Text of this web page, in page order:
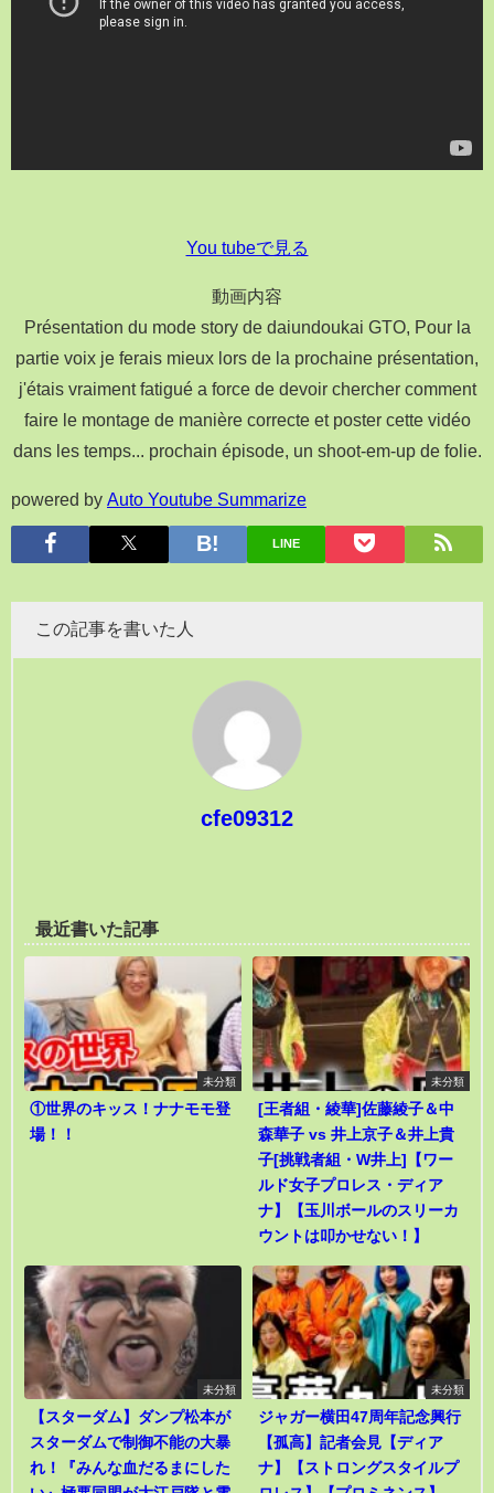
You tubeで見る
動画内容
Présentation du mode story de daiundoukai GTO, Pour la
partie voix je ferais mieux lors de la prochaine présentation,
j'étais vraiment fatigué a force de devoir chercher comment
faire le montage de manière correcte et poster cette vidéo
dans les temps... prochain épisode, un shoot-em-up de folie.
powered by Auto Youtube Summarize
LINE
この記事を書いた人
cfe09312
最近書いた記事
未分類
①世界のキッス！ナナモモ登
場！！
未分類
[王者組・綾華]佐藤綾子＆中
森華子 vs 井上京子＆井上貴
子[挑戦者組・W井上]【ワー
ルド女子プロレス・ディア
ナ】【玉川ボールのスリーカ
ウントは叩かせない！】
未分類
【スターダム】ダンプ松本が
スターダムで制御不能の大暴
れ！『みんな血だるまにした
未分類
ジャガー横田47周年記念興行
【孤高】記者会見【ディア
ナ】【ストロングスタイルプ